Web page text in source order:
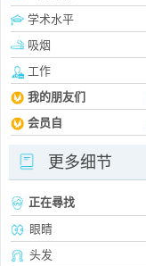
学术水平
吸烟
工作
我的朋友们
会员自
更多细节
正在尋找
眼睛
头发